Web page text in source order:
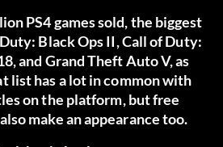
PS4 games sold, the biggest
Black Ops II, Call of Duty:
and Grand Theft Auto V, as
list has a lot in common with
on the platform, but free
make an appearance too.